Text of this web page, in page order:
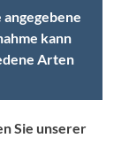
kann
Arten
Sie unserer